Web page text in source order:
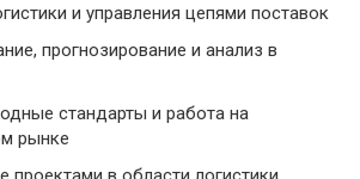
и управления цепями поставок
прогнозирование и анализ в
стандарты и работа на
рынке